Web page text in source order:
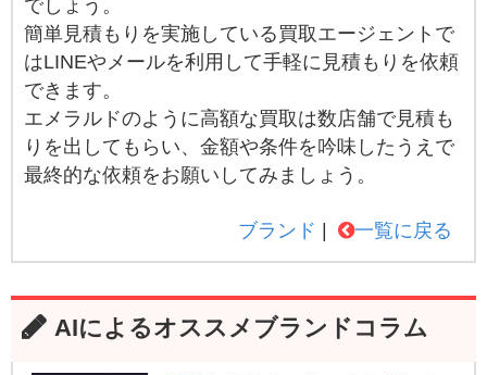
でしょう。
簡単見積もりを実施している買取エージェントで
はLINEやメールを利用して手軽に見積もりを依頼
できます。
エメラルドのように高額な買取は数店舗で見積も
りを出してもらい、金額や条件を吟味したうえで
最終的な依頼をお願いしてみましょう。
ブランド 一覧に戻る
AIによるオススメブランドコラム